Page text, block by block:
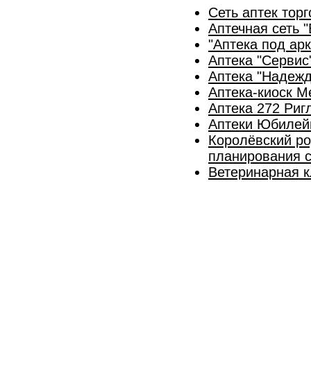
Сеть аптек
Аптечная сеть
"Аптека под
Аптека
Аптека
Аптека-киоск
Аптека 272
Аптеки
Королёвский
планирования
Ветеринарная